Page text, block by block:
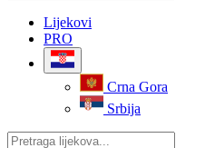
Lijekovi
PRO
Crna Gora
Srbija